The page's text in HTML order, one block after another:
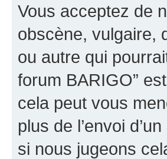
Vous acceptez de
obscène, vulgaire,
ou autre qui
forum BARIGO”
cela peut vous
plus de l’envoi
si nous jugeons